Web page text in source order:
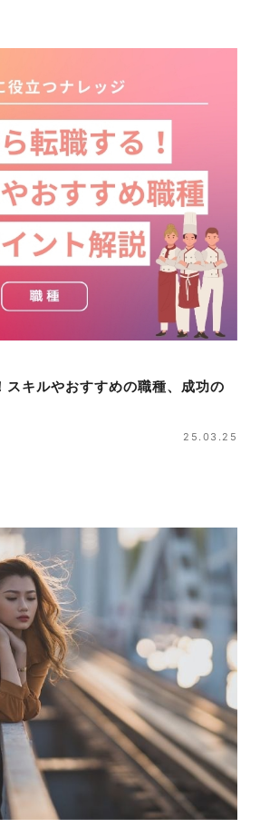
スキルやおすすめの職種、成功の
25.03.25